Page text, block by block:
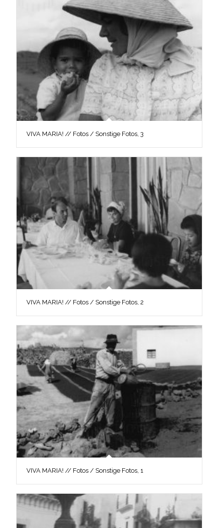
VIVA MARIA! // Fotos / Sonstige Fotos, 3
VIVA MARIA! // Fotos / Sonstige Fotos, 2
VIVA MARIA! // Fotos / Sonstige Fotos, 1